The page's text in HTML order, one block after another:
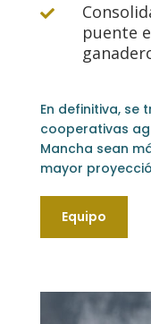

puente
En definitiva, se
cooperativas
Mancha sean
mayor
Equipo